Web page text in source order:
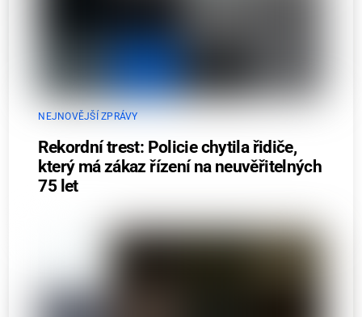
NEJNOVĚJŠÍ ZPRÁVY
Rekordní trest: Policie chytila řidiče,
který má zákaz řízení na neuvěřitelných
75 let